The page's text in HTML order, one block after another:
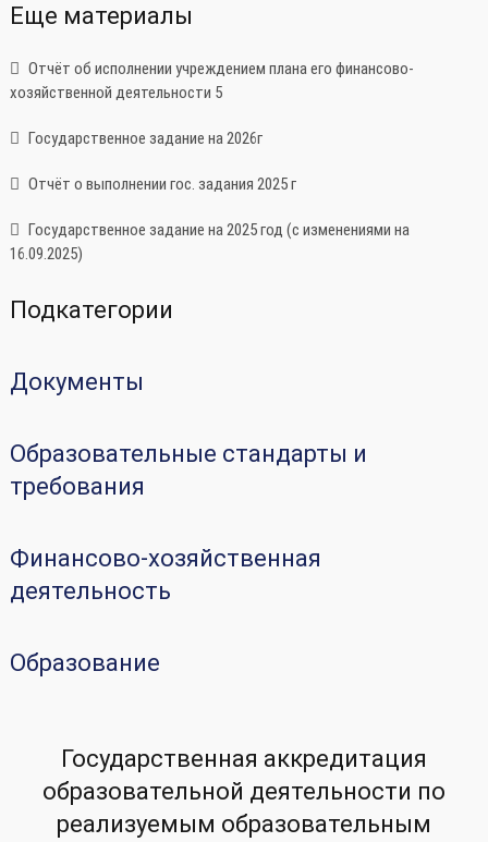
Еще материалы
Отчёт об исполнении учреждением плана его финансово-
хозяйственной деятельности 5
Государственное задание на 2026г
Отчёт о выполнении гос. задания 2025 г
Государственное задание на 2025 год (с изменениями на
16.09.2025)
Подкатегории
Документы
Образовательные стандарты и
требования
Финансово-хозяйственная
деятельность
Образование
Государственная аккредитация
образовательной деятельности по
реализуемым образовательным